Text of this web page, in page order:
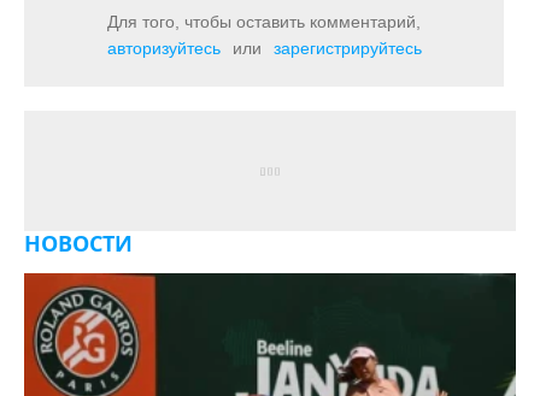
Для того, чтобы оставить комментарий,
авторизуйтесь
или зарегистрируйтесь
НОВОСТИ